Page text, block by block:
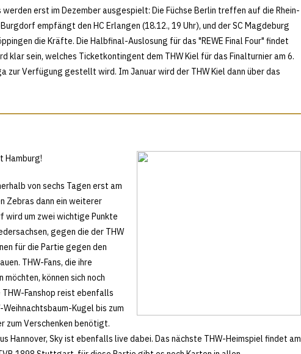
erst im Dezember ausgespielt: Die Füchse Berlin treffen auf die Rhein-
empfängt den HC Erlangen (18.12., 19 Uhr), und der SC Magdeburg
die Kräfte. Die Halbfinal-Auslosung für das "REWE Final Four" findet
klar sein, welches Ticketkontingent dem THW Kiel für das Finalturnier am 6.
zur Verfügung gestellt wird. Im Januar wird der THW Kiel dann über das
Hamburg!
von sechs Tagen erst am
Zebras dann ein weiterer
wird um zwei wichtige Punkte
gegen die der THW
für die Partie gegen den
THW-Fans, die ihre
können sich noch
THW-Fanshop reist ebenfalls
Weihnachtsbaum-Kugel bis zum
zum Verschenken benötigt.
Hannover, Sky ist ebenfalls live dabei. Das nächste THW-Heimspiel findet am